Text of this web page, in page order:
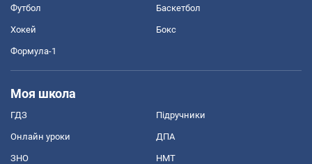
Футбол Баскетбол
Хокей Бокс
Формула-1
Моя школа
ГДЗ Підручники
Онлайн уроки ДПА
ЗНО НМТ